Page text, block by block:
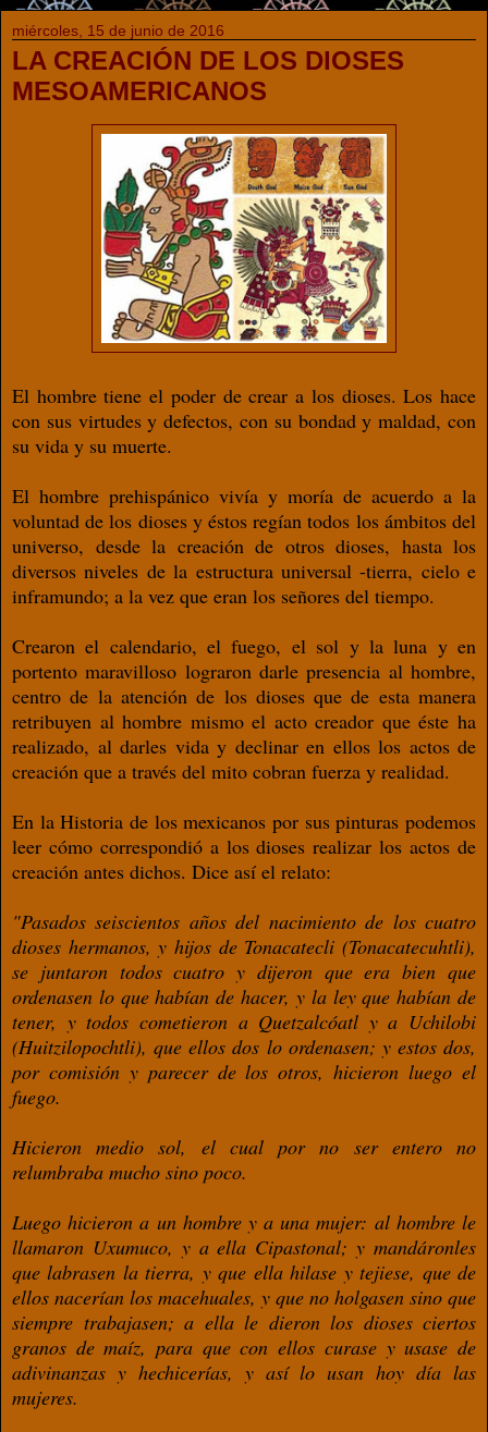
miércoles, 15 de junio de 2016
LA CREACIÓN DE LOS DIOSES
MESOAMERICANOS
El hombre tiene el poder de crear a los dioses. Los hace
con sus virtudes y defectos, con su bondad y maldad, con
su vida y su muerte.
El hombre prehispánico vivía y moría de acuerdo a la
voluntad de los dioses y éstos regían todos los ámbitos del
universo, desde la creación de otros dioses, hasta los
diversos niveles de la estructura universal -tierra, cielo e
inframundo; a la vez que eran los señores del tiempo.
Crearon el calendario, el fuego, el sol y la luna y en
portento maravilloso lograron darle presencia al hombre,
centro de la atención de los dioses que de esta manera
retribuyen al hombre mismo el acto creador que éste ha
realizado, al darles vida y declinar en ellos los actos de
creación que a través del mito cobran fuerza y realidad.
En la Historia de los mexicanos por sus pinturas podemos
leer cómo correspondió a los dioses realizar los actos de
creación antes dichos. Dice así el relato:
"Pasados seiscientos años del nacimiento de los cuatro
dioses hermanos, y hijos de Tonacatecli (Tonacatecuhtli),
se juntaron todos cuatro y dijeron que era bien que
ordenasen lo que habían de hacer, y la ley que habían de
tener, y todos cometieron a Quetzalcóatl y a Uchilobi
(Huitzilopochtli), que ellos dos lo ordenasen; y estos dos,
por comisión y parecer de los otros, hicieron luego el
fuego.
Hicieron medio sol, el cual por no ser entero no
relumbraba mucho sino poco.
Luego hicieron a un hombre y a una mujer: al hombre le
llamaron Uxumuco, y a ella Cipastonal; y mandáronles
que labrasen la tierra, y que ella hilase y tejiese, que de
ellos nacerían los macehuales, y que no holgasen sino que
siempre trabajasen; a ella le dieron los dioses ciertos
granos de maíz, para que con ellos curase y usase de
adivinanzas y hechicerías, y así lo usan hoy día las
mujeres.